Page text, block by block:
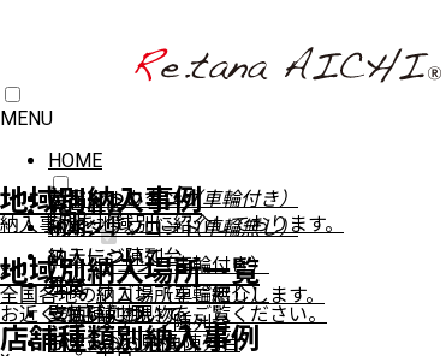
MENU
HOME
商品一覧
ワゴン（車輪付き）
ワゴン（車輪無し）
ステージ陳列台
イベントワゴン（車輪付き）
イベントワゴン（車輪無し）
ステージ陳列台
平台
壁面陳列棚
ラウンド・六角陳列台
地域別納入事例
納入事例を地域別に紹介しております。
地域別納入場所一覧
全国各地の納入場所をご紹介します。
お近くの店舗で現物をご覧ください。
店舗種類別納入事例
製品について
納期
納入について
注文
支払いについて
製品について
納期
納入について
注文
支払いについて
FAXでのお見積り
デジタルカタログ
PDFダウンロード
×